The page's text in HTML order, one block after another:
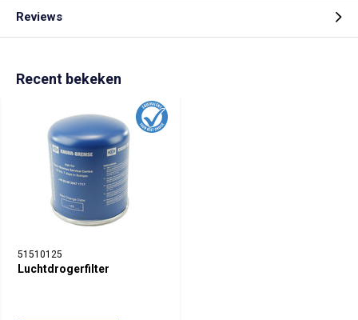
Reviews
Recent bekeken
51510125
Luchtdrogerfilter